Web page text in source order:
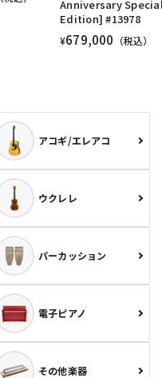
Anniversary
Edition] #13978
¥679,000 （税込）
アコギ/エレアコ
ウクレレ
パーカッション
電子ピアノ
その他楽器